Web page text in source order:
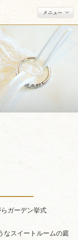
ート
のご感想
ガーデン挙式
なスイートルームの庭